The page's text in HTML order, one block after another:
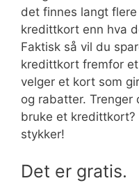
det finnes langt
kredittkort enn hva
Faktisk så vil du
kredittkort fremfor
velger et kort som
og rabatter. Trenger
bruke et kredittkort?
stykker!
Det er gratis.